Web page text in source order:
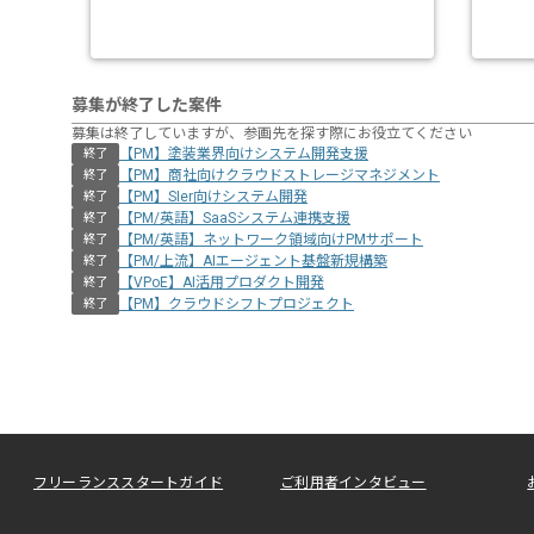
募集が終了した案件
募集は終了していますが、参画先を探す際にお役立てください
終了 【PM】塗装業界向けシステム開発支援
終了 【PM】商社向けクラウドストレージマネジメント
終了 【PM】SIer向けシステム開発
終了 【PM/英語】SaaSシステム連携支援
終了 【PM/英語】ネットワーク領域向けPMサポート
終了 【PM/上流】AIエージェント基盤新規構築
終了 【VPoE】AI活用プロダクト開発
終了 【PM】クラウドシフトプロジェクト
フリーランススタートガイド ご利用者インタビュー